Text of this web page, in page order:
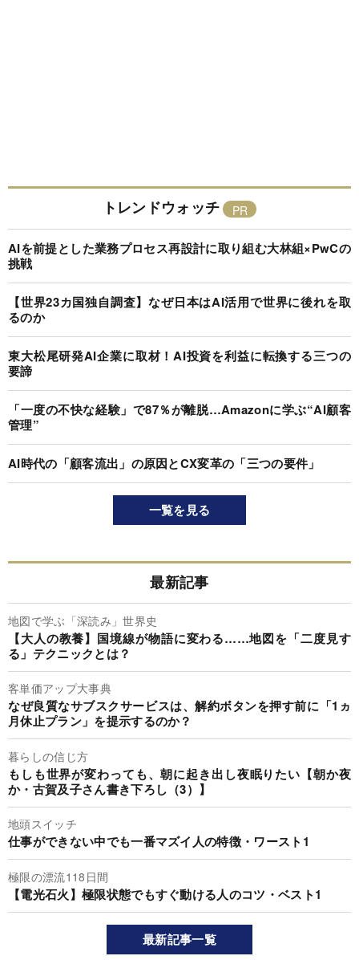
トレンドウォッチ
AIを前提とした業務プロセス再設計に取り組む大林組×PwCの
挑戦
【世界23カ国独自調査】なぜ日本はAI活用で世界に後れを取
るのか
東大松尾研発AI企業に取材！AI投資を利益に転換する三つの
要諦
「一度の不快な経験」で87％が離脱…Amazonに学ぶ“AI顧客
管理”
AI時代の「顧客流出」の原因とCX変革の「三つの要件」
一覧を見る
最新記事
地図で学ぶ「深読み」世界史
【大人の教養】国境線が物語に変わる……地図を「二度見す
る」テクニックとは？
客単価アップ大事典
なぜ良質なサブスクサービスは、解約ボタンを押す前に「1ヵ
月休止プラン」を提示するのか？
暮らしの信じ方
もしも世界が変わっても、朝に起き出し夜眠りたい【朝か夜
か・古賀及子さん書き下ろし（3）】
地頭スイッチ
仕事ができない中でも一番マズイ人の特徴・ワースト1
極限の漂流118日間
【電光石火】極限状態でもすぐ動ける人のコツ・ベスト1
最新記事一覧